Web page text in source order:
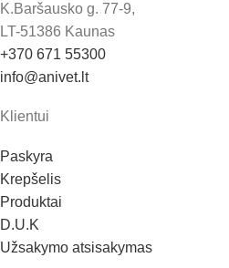
K.Baršausko g. 77-9,
LT-51386 Kaunas
+370 671 55300
info@anivet.lt
Klientui
Paskyra
Krepšelis
Produktai
D.U.K
Užsakymo atsisakymas